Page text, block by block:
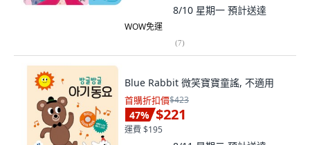
8/10 星期一 預計送達
WOW免運
(7)
Blue Rabbit 微笑寶寶童謠, 不適用
首購折扣價$423
47% $221
運費 $195